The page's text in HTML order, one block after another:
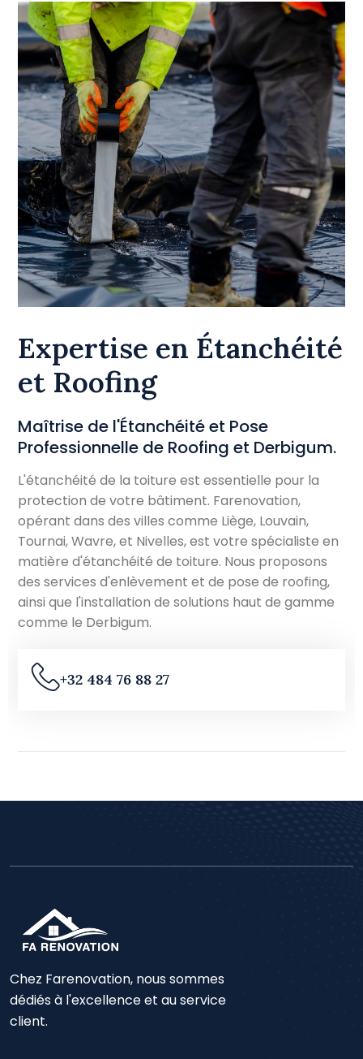
Expertise en Étanchéité
et Roofing
Maîtrise de l'Étanchéité et Pose
Professionnelle de Roofing et Derbigum.
L'étanchéité de la toiture est essentielle pour la
protection de votre bâtiment. Farenovation,
opérant dans des villes comme Liège, Louvain,
Tournai, Wavre, et Nivelles, est votre spécialiste en
matière d'étanchéité de toiture. Nous proposons
des services d'enlèvement et de pose de roofing,
ainsi que l'installation de solutions haut de gamme
comme le Derbigum.
+32 484 76 88 27
Chez Farenovation, nous sommes
dédiés à l'excellence et au service
client.